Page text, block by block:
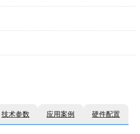
技术参数 应用案例 硬件配置